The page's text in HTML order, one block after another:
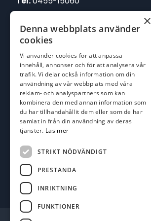
E-post:
johan@batofiske.se
kim@batofiske.se
Adress
Karlskrona Båt & Fiske AB
Lallerstedts gata 4
371 54 Karlskrona
Följ oss
Facebook
×
Denna webbplats använder
cookies
Vi använder cookies för att anpassa
innehåll, annonser och för att analysera vår
trafik. Vi delar också information om din
användning av vår webbplats med våra
reklam- och analyspartners som kan
kombinera den med annan information som
du har tillhandahållit dem eller som de har
samlat in från din användning av deras
tjänster. Läs mer
STRIKT NÖDVÄNDIGT
PRESTANDA
INRIKTNING
FUNKTIONER